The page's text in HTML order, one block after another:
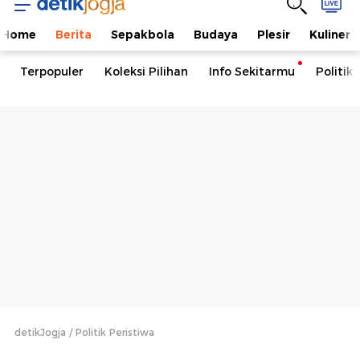
Home Berita Sepakbola Budaya Plesir Kuliner
Terpopuler Koleksi Pilihan Info Sekitarmu Politik
detikJogja Politik Peristiwa